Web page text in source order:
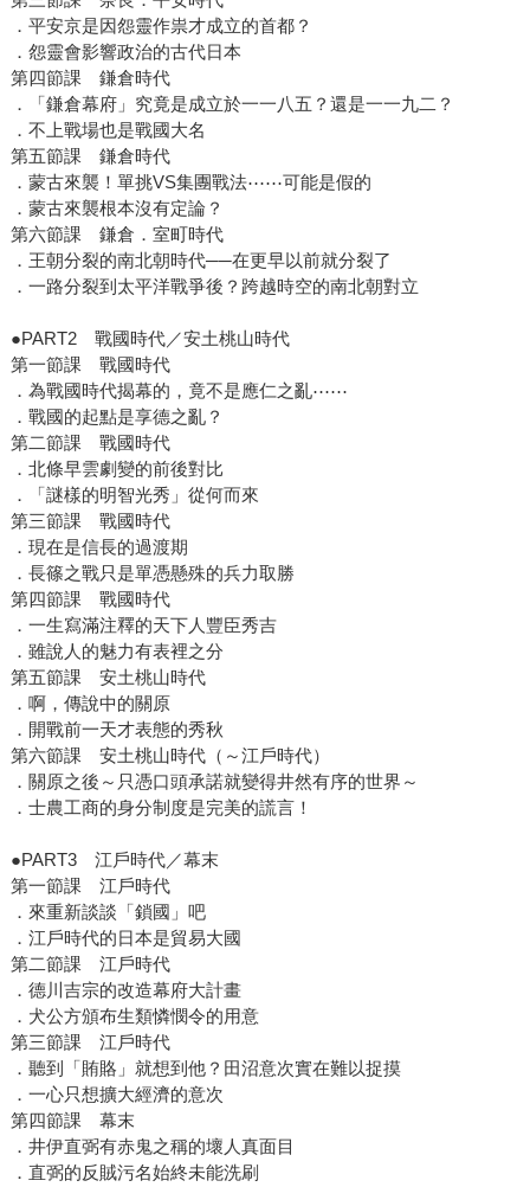
．平安京是因怨靈作祟才成立的首都？
．怨靈會影響政治的古代日本
第四節課 鎌倉時代
．「鎌倉幕府」究竟是成立於一一八五？還是一一九二？
．不上戰場也是戰國大名
第五節課 鎌倉時代
．蒙古來襲！單挑VS集團戰法⋯⋯可能是假的
．蒙古來襲根本沒有定論？
第六節課 鎌倉．室町時代
．王朝分裂的南北朝時代──在更早以前就分裂了
．一路分裂到太平洋戰爭後？跨越時空的南北朝對立
●PART2 戰國時代／安土桃山時代
第一節課 戰國時代
．為戰國時代揭幕的，竟不是應仁之亂⋯⋯
．戰國的起點是享德之亂？
第二節課 戰國時代
．北條早雲劇變的前後對比
．「謎樣的明智光秀」從何而來
第三節課 戰國時代
．現在是信長的過渡期
．長篠之戰只是單憑懸殊的兵力取勝
第四節課 戰國時代
．一生寫滿注釋的天下人豐臣秀吉
．雖說人的魅力有表裡之分
第五節課 安土桃山時代
．啊，傳說中的關原
．開戰前一天才表態的秀秋
第六節課 安土桃山時代（～江戶時代）
．關原之後～只憑口頭承諾就變得井然有序的世界～
．士農工商的身分制度是完美的謊言！
●PART3 江戶時代／幕末
第一節課 江戶時代
．來重新談談「鎖國」吧
．江戶時代的日本是貿易大國
第二節課 江戶時代
．德川吉宗的改造幕府大計畫
．犬公方頒布生類憐憫令的用意
第三節課 江戶時代
．聽到「賄賂」就想到他？田沼意次實在難以捉摸
．一心只想擴大經濟的意次
第四節課 幕末
．井伊直弼有赤鬼之稱的壞人真面目
．直弼的反賊污名始終未能洗刷